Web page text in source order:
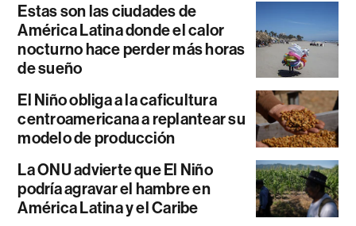
Estas son las ciudades de
América Latina donde el calor
nocturno hace perder más horas
de sueño
El Niño obliga a la caficultura
centroamericana a replantear su
modelo de producción
La ONU advierte que El Niño
podría agravar el hambre en
América Latina y el Caribe